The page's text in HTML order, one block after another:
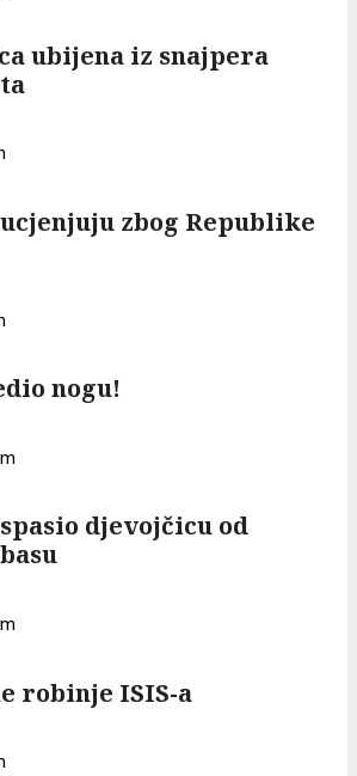
ubijena iz snajpera
zbog Republike
nogu!
djevojčicu od
robinje ISIS-a